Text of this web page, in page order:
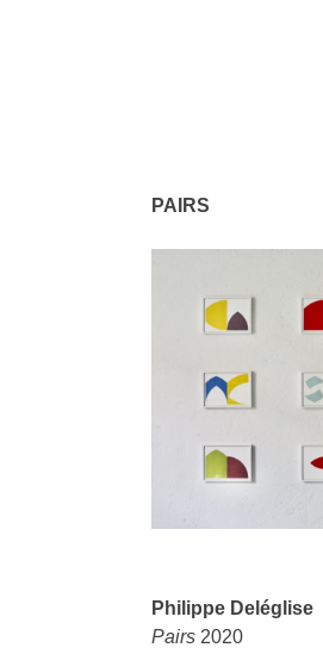
PAIRS
Philippe Deléglise
Pairs 2020